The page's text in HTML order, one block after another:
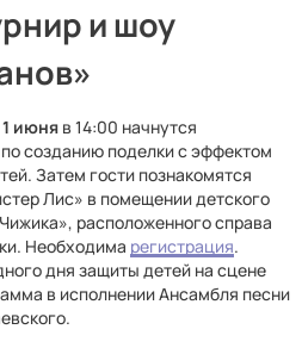
и шоу
1 июня в 14:00 начнутся
созданию поделки с эффектом
Затем гости познакомятся
Лис» в помещении детского
расположенного справа
Необходима регистрация.
дня защиты детей на сцене
в исполнении Ансамбля песни